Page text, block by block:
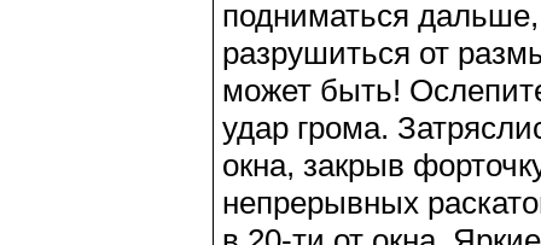
подниматься
разрушиться от
может быть!
удар грома.
окна, закрыв
непрерывных